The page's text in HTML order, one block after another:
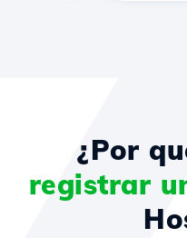
¿Por
registrar